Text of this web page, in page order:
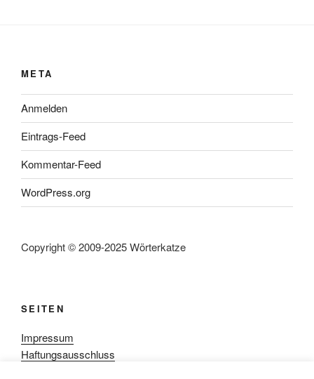
META
Anmelden
Eintrags-Feed
Kommentar-Feed
WordPress.org
Copyright © 2009-2025 Wörterkatze
SEITEN
Impressum
Haftungsausschluss